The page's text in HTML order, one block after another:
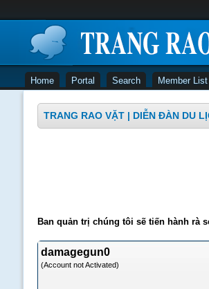
Home Portal Search Member List
TRANG RAO VẶT | DIỄN ĐÀN DU
Ban quản trị chúng tôi sẽ tiến hành rà
damagegun0
(Account not Activated)